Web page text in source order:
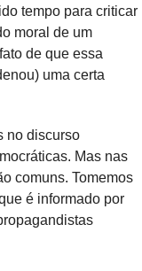
tempo para criticar
moral de um
de que essa
uma certa
no discurso
Mas nas
comuns. Tomemos
é informado por